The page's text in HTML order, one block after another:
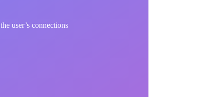
user’s connections